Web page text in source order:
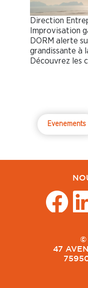
Direction
Improvisation
DORM alerte
grandissante à
Découvrez les
Evenements
©
47